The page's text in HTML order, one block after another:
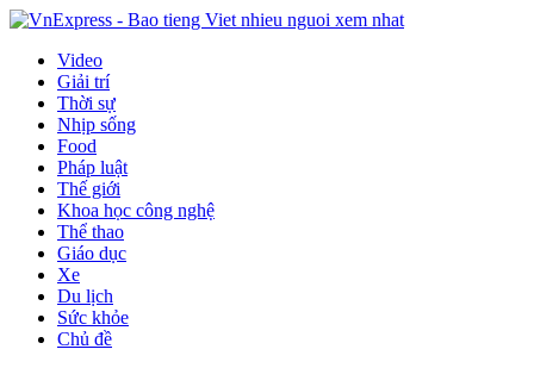
Video
Giải trí
Thời sự
Nhịp sống
Food
Pháp luật
Thế giới
Khoa học công nghệ
Thể thao
Giáo dục
Xe
Du lịch
Sức khỏe
Chủ đề